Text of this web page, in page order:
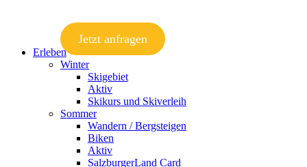
Jetzt anfragen
Erleben
Winter
Skigebiet
Aktiv
Skikurs und Skiverleih
Sommer
Wandern / Bergsteigen
Biken
Aktiv
SalzburgerLand Card